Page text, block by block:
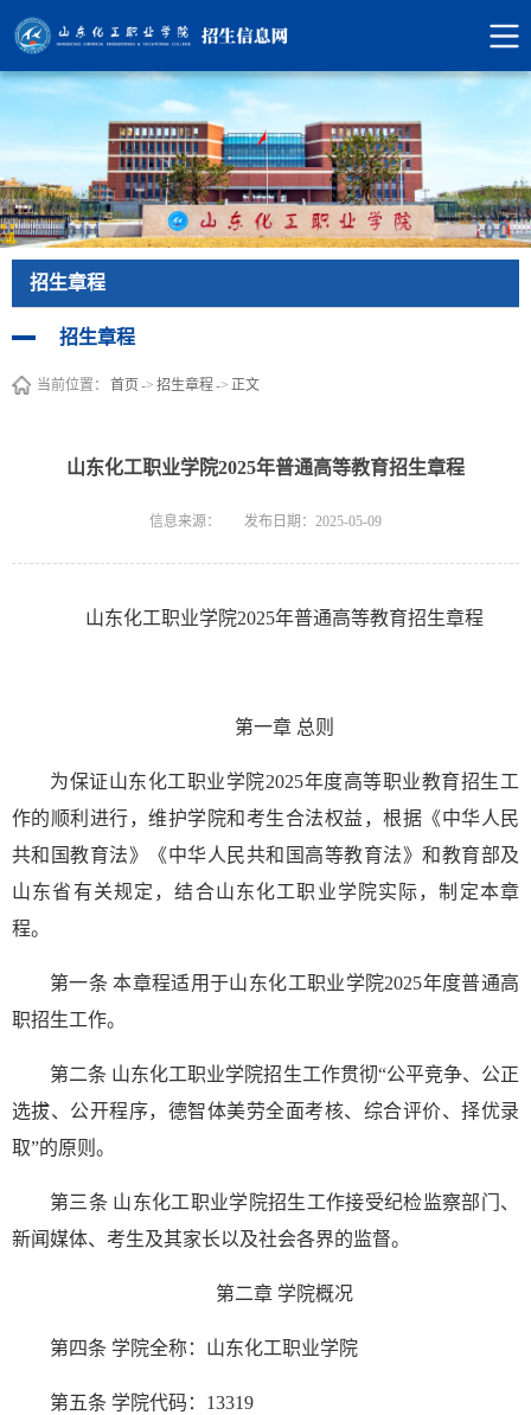
招生章程
招生章程
当前位置： 首页 -> 招生章程-> 正文
山东化工职业学院2025年普通高等教育招生章程
信息来源： 发布日期：2025-05-09
山东化工职业学院2025年普通高等教育招生章程
第一章 总则
为保证山东化工职业学院2025年度高等职业教育招生工
作的顺利进行，维护学院和考生合法权益，根据《中华人民
共和国教育法》《中华人民共和国高等教育法》和教育部及
山东省有关规定，结合山东化工职业学院实际，制定本章
程。
第一条 本章程适用于山东化工职业学院2025年度普通高
职招生工作。
第二条 山东化工职业学院招生工作贯彻“公平竞争、公正
选拔、公开程序，德智体美劳全面考核、综合评价、择优录
取”的原则。
第三条 山东化工职业学院招生工作接受纪检监察部门、
新闻媒体、考生及其家长以及社会各界的监督。
第二章 学院概况
第四条 学院全称：山东化工职业学院
第五条 学院代码：13319